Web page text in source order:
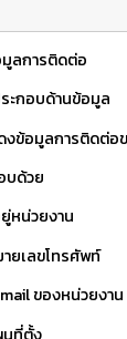
ลการติดต่อ
ะกอบด้านข้อมูล
งข้อมูลการติดต่อ
บด้วย
หน่วยงาน
ยเลขโทรศัพท์
ของหน่วยงาน
นที่ตั้ง